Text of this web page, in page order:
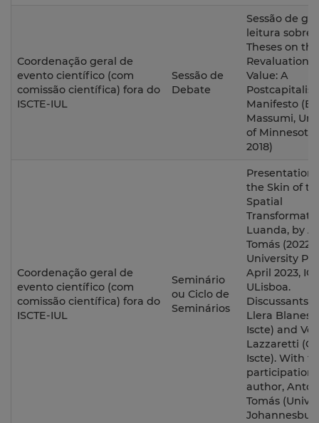
Coordenação geral de
evento científico (com
comissão científica) fora do
ISCTE-IUL
Sessão de
Debate
Sessão de
leitura sobre
Theses on the
Revaluation
Value: A
Postcapitalist
Manifesto
Massumi,
of Minnesota
2018)
Coordenação geral de
evento científico (com
comissão científica) fora do
ISCTE-IUL
Seminário
ou Ciclo de
Seminários
Presentation
the Skin of
Spatial
Luanda, by
Tomás (2022,
University
April 2023,
ULisboa.
Discussants:
Llera Blanes
Iscte) and
Lazzaretti
Iscte). With
participation
author,
Tomás